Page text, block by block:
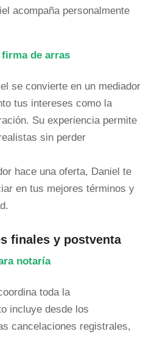
acompaña personalmente
de arras
se convierte en un mediador
tus intereses como la
Su experiencia permite
sin perder
hace una oferta, Daniel te
en tus mejores términos y
finales y postventa
notaría
toda la
incluye desde los
cancelaciones registrales,